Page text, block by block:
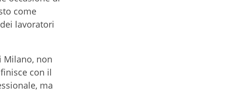
come
lavoratori
Milano, non
con il
ma